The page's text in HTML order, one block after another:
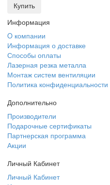
Купить
Информация
O компании
Информация о доставке
Способы оплаты
Лазерная резка металла
Монтаж систем вентиляции
Политика конфиденциальности
Дополнительно
Производители
Подарочные сертификаты
Партнерская программа
Акции
Личный Кабинет
Личный Кабинет